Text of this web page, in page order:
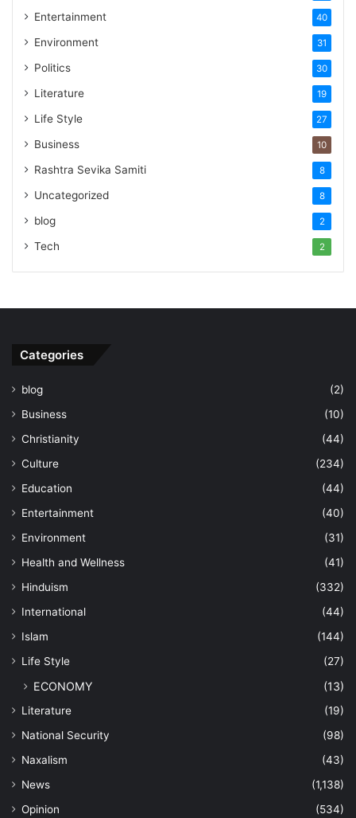
Entertainment 40
Environment 31
Politics 30
Literature 19
Life Style 27
Business 10
Rashtra Sevika Samiti 8
Uncategorized 8
blog 2
Tech 2
Categories
blog
(2)
Business
(10)
Christianity
(44)
Culture
(234)
Education
(44)
Entertainment
(40)
Environment
(31)
Health and Wellness
(41)
Hinduism
(332)
International
(44)
Islam
(144)
Life Style
(27)
ECONOMY (13)
Literature
(19)
National Security
(98)
Naxalism
(43)
News
(1,138)
Opinion
(534)